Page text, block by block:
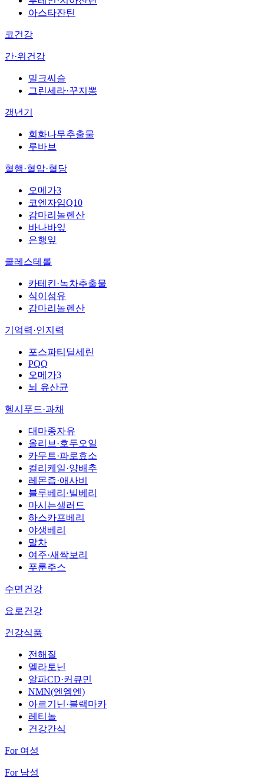
아스타잔틴
코건강
간·위건강
밀크씨슬
그린세라·꾸지뽕
갱년기
회화나무추출물
루바브
혈행·혈압·혈당
오메가3
코엔자임Q10
감마리놀렌산
바나바잎
은행잎
콜레스테롤
카테킨·녹차추출물
식이섬유
감마리놀렌산
기억력·인지력
포스파티딜세린
PQQ
오메가3
뇌 유산균
헬시푸드·과채
대마종자유
올리브·호두오일
카무트·파로효소
컬리케일·양배추
레몬즙·애사비
블루베리·빌베리
마시는샐러드
하스카프베리
야생베리
말차
여주·새싹보리
푸룬주스
수면건강
요로건강
건강식품
전해질
멜라토닌
알파CD·커큐민
NMN(엔엠엔)
아르기닌·블랙마카
레티놀
건강간식
For 여성
For 남성